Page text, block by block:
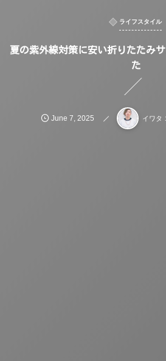
ライフスタイル
夏の紫外線対策に安い折りたたみ
た
June 7 2025 イワタ